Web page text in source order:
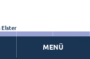
Thieme
Elster
MENÜ